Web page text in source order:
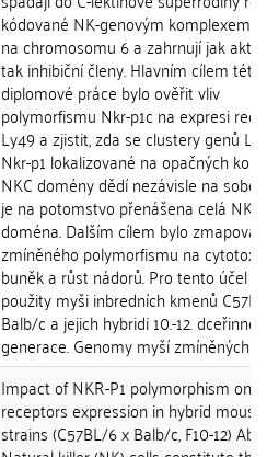
kódované NK-genovým komplexem
na chromosomu 6 a zahrnují jak
tak inhibiční členy. Hlavním cílem této
diplomové práce bylo ověřit vliv
polymorfismu Nkr-p1c na expresi
Ly49 a zjistit, zda se clustery genů
Nkr-p1 lokalizované na opačných
NKC domény dědí nezávisle na sobě,
je na potomstvo přenášena celá NKC
doména. Dalším cílem bylo
zmíněného polymorfismu na
buněk a růst nádorů. Pro tento účel
použity myši inbredních kmenů
Balb/c a jejich hybridi 10.-12. dceřinné
generace. Genomy myší zmíněných
Impact of NKR-P1 polymorphism on
receptors expression in hybrid mouse
strains (C57BL/6 x Balb/c, F10-12)